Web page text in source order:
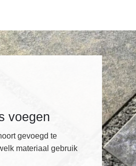
voegen
gevoegd te
materiaal gebruik